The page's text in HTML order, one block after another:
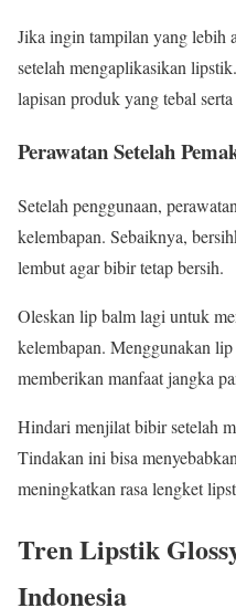
Jika ingin tampilan yang lebih
setelah mengaplikasikan
lapisan produk yang tebal
Perawatan Setelah
Setelah penggunaan,
kelembapan. Sebaiknya,
lembut agar bibir tetap bersih.
Oleskan lip balm lagi untuk
kelembapan. Menggunakan
memberikan manfaat jangka
Hindari menjilat bibir setelah
Tindakan ini bisa
meningkatkan rasa lengket
Tren Lipstik
Indonesia